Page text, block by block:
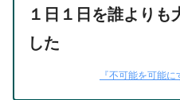
１日１日を誰よりも
した
『不可能を可能